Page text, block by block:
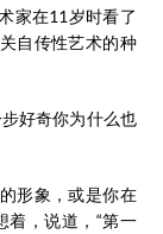
家在11岁时看了
自传性艺术的种
好奇你为什么也
形象，或是你在
着，说道，“第一